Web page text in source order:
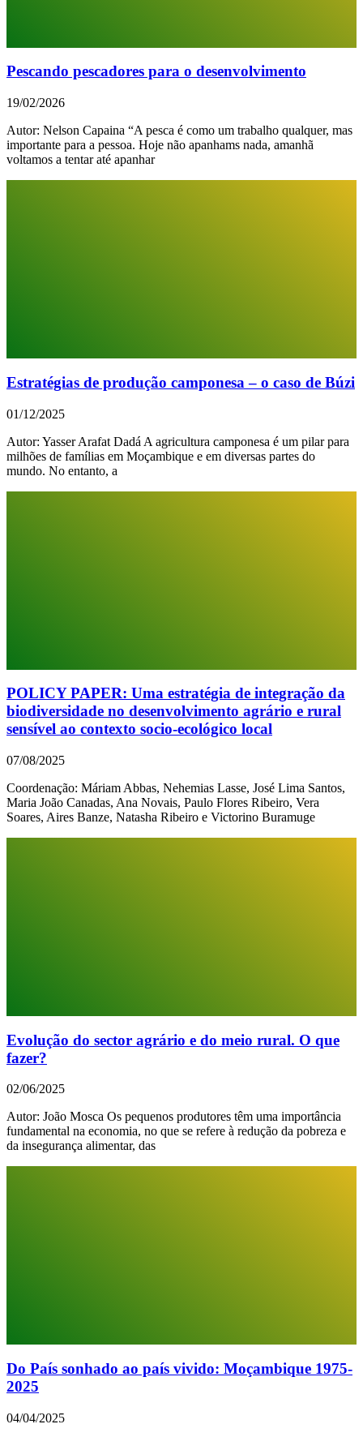
Pescando pescadores para o desenvolvimento
19/02/2026
Autor: Nelson Capaina “A pesca é como um trabalho qualquer, mas
importante para a pessoa. Hoje não apanhams nada, amanhã
voltamos a tentar até apanhar
Estratégias de produção camponesa – o caso de Búzi
01/12/2025
Autor: Yasser Arafat Dadá A agricultura camponesa é um pilar para
milhões de famílias em Moçambique e em diversas partes do
mundo. No entanto, a
POLICY PAPER: Uma estratégia de integração da
biodiversidade no desenvolvimento agrário e rural
sensível ao contexto socio-ecológico local
07/08/2025
Coordenação: Máriam Abbas, Nehemias Lasse, José Lima Santos,
Maria João Canadas, Ana Novais, Paulo Flores Ribeiro, Vera
Soares, Aires Banze, Natasha Ribeiro e Victorino Buramuge
Evolução do sector agrário e do meio rural. O que
fazer?
02/06/2025
Autor: João Mosca Os pequenos produtores têm uma importância
fundamental na economia, no que se refere à redução da pobreza e
da insegurança alimentar, das
Do País sonhado ao país vivido: Moçambique 1975-
2025
04/04/2025